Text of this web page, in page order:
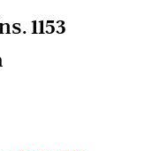
. 1153